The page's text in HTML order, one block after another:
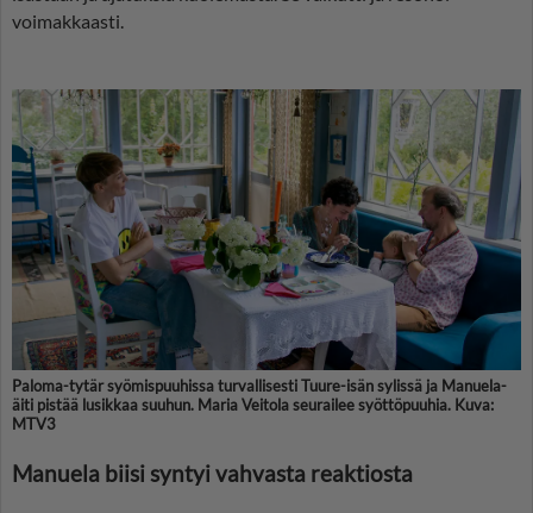
voimakkaasti.
Paloma-tytär syömispuuhissa turvallisesti Tuure-isän sylissä ja Manuela-
äiti pistää lusikkaa suuhun. Maria Veitola seurailee syöttöpuuhia. Kuva:
MTV3
Manuela biisi syntyi vahvasta reaktiosta